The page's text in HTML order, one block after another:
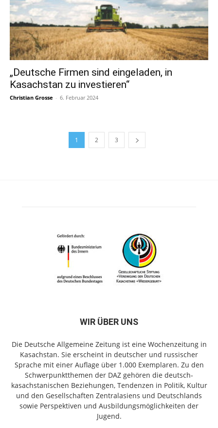
„Deutsche Firmen sind eingeladen, in
Kasachstan zu investieren“
Christian Grosse - 6. Februar 2024
1 2 3
WIR ÜBER UNS
Die Deutsche Allgemeine Zeitung ist eine Wochenzeitung in
Kasachstan. Sie erscheint in deutscher und russischer
Sprache mit einer Auflage über 1.000 Exemplaren. Zu den
Schwerpunktthemen der DAZ gehören die deutsch-
kasachstanischen Beziehungen, Tendenzen in Politik, Kultur
und den Gesellschaften Zentralasiens und Deutschlands
sowie Perspektiven und Ausbildungsmöglichkeiten der
Jugend.